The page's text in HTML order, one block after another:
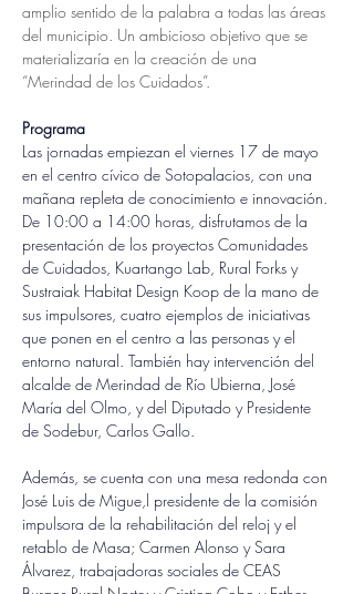
amplio sentido de la palabra a todas las áreas
del municipio. Un ambicioso objetivo que se
materializaría en la creación de una
“Merindad de los Cuidados”.
Programa
Las jornadas empiezan el viernes 17 de mayo
en el centro cívico de Sotopalacios, con una
mañana repleta de conocimiento e innovación.
De 10:00 a 14:00 horas, disfrutamos de la
presentación de los proyectos Comunidades
de Cuidados, Kuartango Lab, Rural Forks y
Sustraiak Habitat Design Koop de la mano de
sus impulsores, cuatro ejemplos de iniciativas
que ponen en el centro a las personas y el
entorno natural. También hay intervención del
alcalde de Merindad de Río Ubierna, José
María del Olmo, y del Diputado y Presidente
de Sodebur, Carlos Gallo.
Además, se cuenta con una mesa redonda con
José Luis de Migue,l presidente de la comisión
impulsora de la rehabilitación del reloj y el
retablo de Masa; Carmen Alonso y Sara
Álvarez, trabajadoras sociales de CEAS